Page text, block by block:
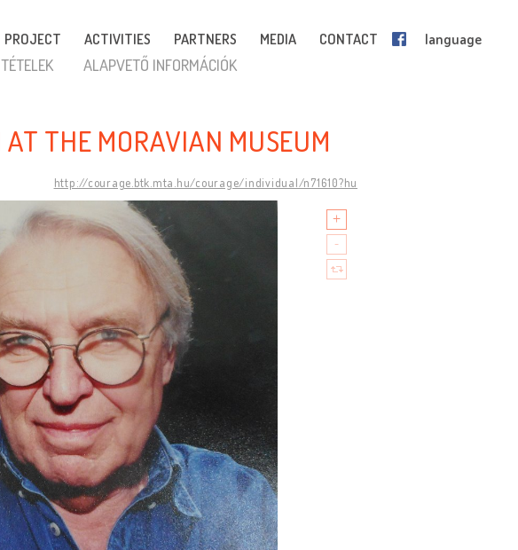
PROJECT ACTIVITIES PARTNERS MEDIA CONTACT language
ALAPVETŐ INFORMÁCIÓK
THE MORAVIAN MUSEUM
http://courage.btk.mta.hu/courage/individual/n71610?hu